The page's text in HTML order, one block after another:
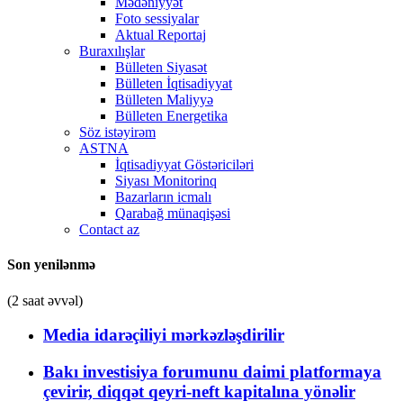
Foto sessiyalar
Aktual Reportaj
Buraxılışlar
Bülleten Siyasət
Bülleten İqtisadiyyat
Bülleten Maliyyə
Bülleten Energetika
Söz istəyirəm
ASTNA
İqtisadiyyat Göstəriciləri
Siyası Monitorinq
Bazarların icmalı
Qarabağ münaqişəsi
Contact az
Son yenilənmə
(2 saat əvvəl)
Media idarəçiliyi mərkəzləşdirilir
Bakı investisiya forumunu daimi platformaya
çevirir, diqqət qeyri-neft kapitalına yönəlir